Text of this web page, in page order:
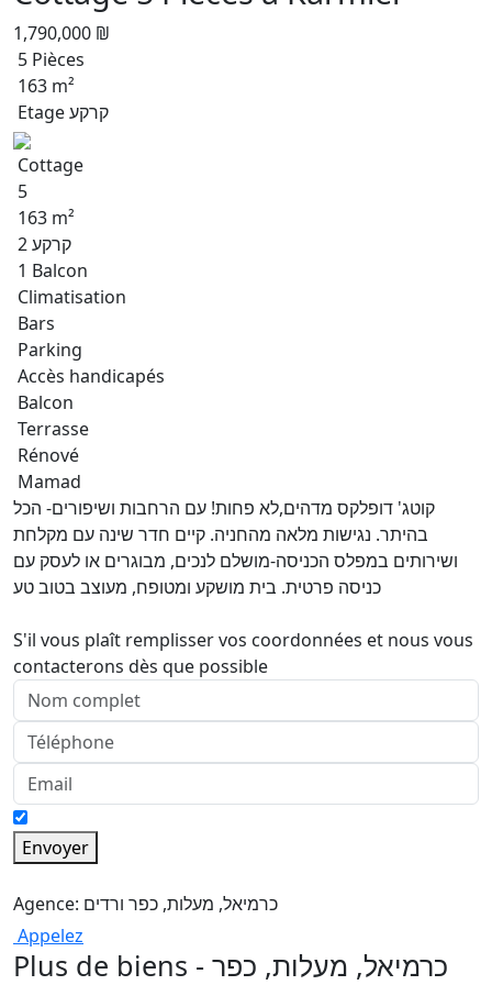
1,790,000 ₪
5 Pièces
163 m²
Etage קרקע
Cottage
5
163 m²
קרקע 2
1 Balcon
Climatisation
Bars
Parking
Accès handicapés
Balcon
Terrasse
Rénové
Mamad
קוטג' דופלקס מדהים,לא פחות! עם הרחבות ושיפורים- הכל
בהיתר. נגישות מלאה מהחניה. קיים חדר שינה עם מקלחת
ושירותים במפלס הכניסה-מושלם לנכים, מבוגרים או לעסק עם
כניסה פרטית. בית מושקע ומטופח, מעוצב בטוב טע
S'il vous plaît remplisser vos coordonnées et nous vous
contacterons dès que possible
Envoyer
Agence: כרמיאל, מעלות, כפר ורדים
Appelez
Plus de biens - כרמיאל, מעלות, כפר